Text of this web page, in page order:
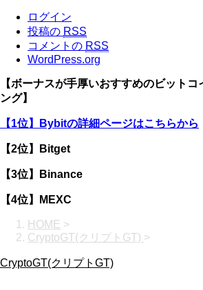
ログイン
投稿の RSS
コメントの RSS
WordPress.org
【ボーナスが手厚いおすすめのビット
ング】
【1位】Bybitの詳細ページはこちらから
【2位】Bitget
【3位】Binance
【4位】MEXC
HOME >
CryptoGT(クリプトGT) >
CryptoGT(クリプトGT)